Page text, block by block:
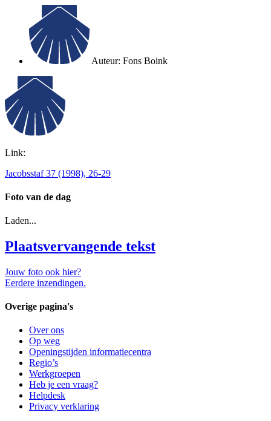
Auteur: Fons Boink
Link:
Jacobsstaf 37 (1998), 26-29
Foto van de dag
Laden...
Plaatsvervangende tekst
Jouw foto ook hier?
Eerdere inzendingen.
Overige pagina's
Over ons
Op weg
Openingstijden informatiecentra
Regio’s
Werkgroepen
Heb je een vraag?
Helpdesk
Privacy verklaring